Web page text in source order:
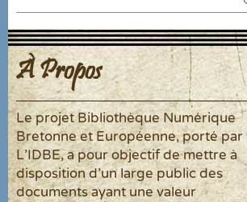
À Propos
Le projet Bibliothèque Numérique
Bretonne et Européenne, porté par
L'IDBE, a pour objectif de mettre à
disposition d'un large public des
documents ayant une valeur